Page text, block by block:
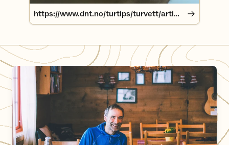
https://www.dnt.no/turtips/turvett/artikler/ta-hensyn-til-villreinen-pa-tur/
Selvbetjeningskvarter